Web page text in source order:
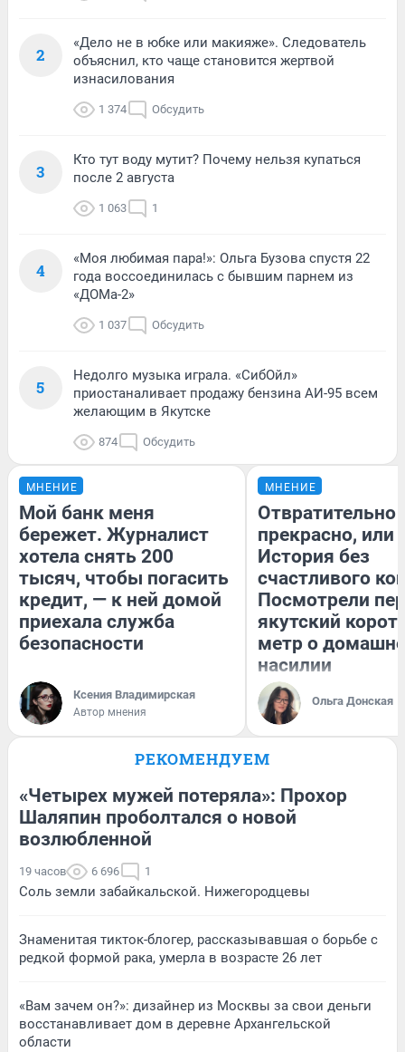
2
«Дело не в юбке или макияже». Следователь
объяснил, кто чаще становится жертвой
изнасилования
1 374 Обсудить
3
Кто тут воду мутит? Почему нельзя купаться
после 2 августа
1 063 1
4
«Моя любимая пара!»: Ольга Бузова спустя 22
года воссоединилась с бывшим парнем из
«ДОМа-2»
1 037 Обсудить
5
Недолго музыка играла. «СибОйл»
приостаналивает продажу бензина АИ-95 всем
желающим в Якутске
874 Обсудить
МНЕНИЕ
Мой банк меня
бережет. Журналист
хотела снять 200
тысяч, чтобы погасить
кредит, — к ней домой
приехала служба
безопасности
Ксения Владимирская
Автор мнения
МНЕНИЕ
Отвратительно
прекрасно, или
История без
счастливого
Посмотрели
якутский
метр о
насилии
Ольга Донская
РЕКОМЕНДУЕМ
«Четырех мужей потеряла»: Прохор
Шаляпин проболтался о новой
возлюбленной
19 часов 6 696 1
Соль земли забайкальской. Нижегородцевы
Знаменитая тикток-блогер, рассказывавшая о борьбе с
редкой формой рака, умерла в возрасте 26 лет
«Вам зачем он?»: дизайнер из Москвы за свои деньги
восстанавливает дом в деревне Архангельской
области